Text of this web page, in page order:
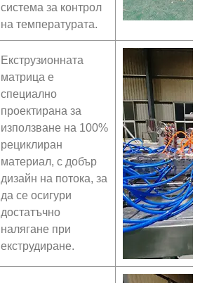
система за контрол
на температурата.
Екструзионната
матрица е
специално
проектирана за
използване на 100%
рециклиран
материал, с добър
дизайн на потока, за
да се осигури
достатъчно
налягане при
екструдиране.